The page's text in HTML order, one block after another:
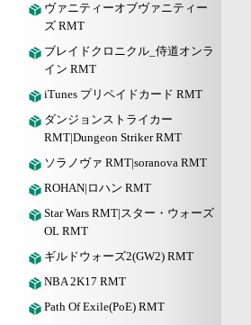
ヴァニティーオブヴァニティー
ズ RMT
ブレイドクロニクル_侍道オンラ
イン RMT
iTunes プリペイドカード RMT
ダンジョンストライカー
RMT|Dungeon Striker RMT
ソラノヴァ RMT|soranova RMT
ROHAN|ロハン RMT
Star Wars RMT|スター・ウォーズ
OL RMT
ギルドウォーズ2(GW2) RMT
NBA 2K17 RMT
Path Of Exile(PoE) RMT